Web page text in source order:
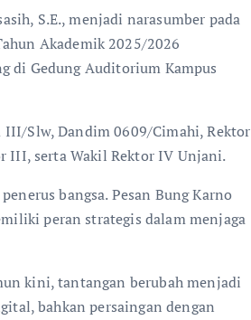
S.E., menjadi narasumber pada
Akademik 2025/2026
di Gedung Auditorium Kampus
Slw, Dandim 0609/Cimahi, Rektor
III, serta Wakil Rektor IV Unjani.
bangsa. Pesan Bung Karno
peran strategis dalam menjaga
kini, tantangan berubah menjadi
bahkan persaingan dengan